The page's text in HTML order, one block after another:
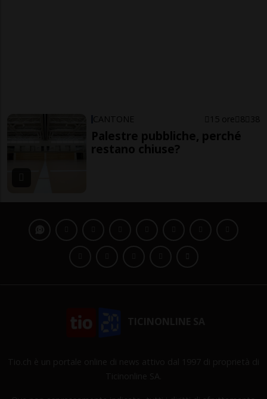
CANTONE 15 ore 8 38
Palestre pubbliche, perché
restano chiuse?